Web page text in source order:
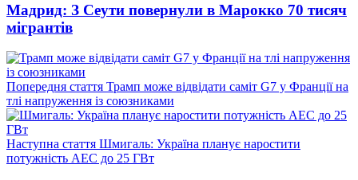
Мадрид: З Сеути повернули в Марокко 70 тисяч
мігрантів
Попередня стаття Попередній
запис:
Трамп може відвідати саміт G7 у Франції на
тлі напруження із союзниками
Наступна стаття Наступний
запис:
Шмигаль: Україна планує наростити
потужність АЕС до 25 ГВт